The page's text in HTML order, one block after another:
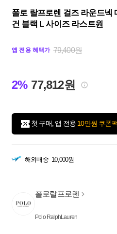
폴로 랄프로렌 걸즈 라운드넥
건 블랙 L 사이즈 라스트원
앱 전용 혜택가 79,400원
2% 77,812원
첫 구매, 앱 전용 10만원 쿠폰팩
해외배송 10,000원
폴로랄프로렌
Polo RalphLauren